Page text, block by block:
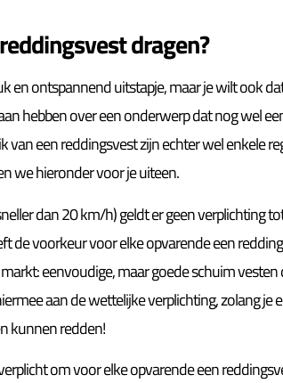
dragen?
en ontspannend uitstapje, maar je wilt ook
hebben over een onderwerp dat nog wel
van een reddingsvest zijn echter wel enkele
we hieronder voor je uiteen.
dan 20 km/h) geldt er geen verplichting
de voorkeur voor elke opvarende een
eenvoudige, maar goede schuim vesten
aan de wettelijke verplichting, zolang je
kunnen redden!
om voor elke opvarende een